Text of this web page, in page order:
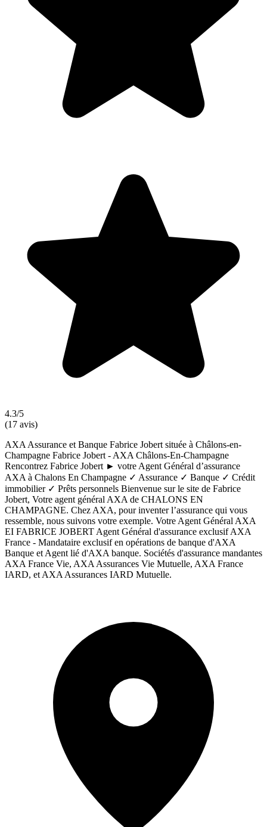
4.3/5
(17 avis)
AXA Assurance et Banque Fabrice Jobert située à Châlons-en-
Champagne Fabrice Jobert - AXA Châlons-En-Champagne
Rencontrez Fabrice Jobert ► votre Agent Général d’assurance
AXA à Chalons En Champagne ✓ Assurance ✓ Banque ✓ Crédit
immobilier ✓ Prêts personnels Bienvenue sur le site de Fabrice
Jobert, Votre agent général AXA de CHALONS EN
CHAMPAGNE. Chez AXA, pour inventer l’assurance qui vous
ressemble, nous suivons votre exemple. Votre Agent Général AXA
EI FABRICE JOBERT Agent Général d'assurance exclusif AXA
France - Mandataire exclusif en opérations de banque d'AXA
Banque et Agent lié d'AXA banque. Sociétés d'assurance mandantes
AXA France Vie, AXA Assurances Vie Mutuelle, AXA France
IARD, et AXA Assurances IARD Mutuelle.